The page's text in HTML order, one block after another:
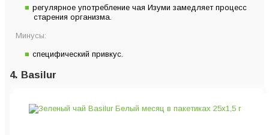
регулярное употребление чая Изуми замедляет процесс
старения организма.
Минусы:
специфический привкус.
4. Basilur